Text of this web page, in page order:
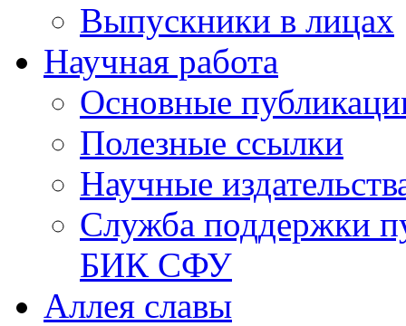
Выпускники в лицах
Научная работа
Основные
Полезные ссылки
Научные
Служба поддержки
БИК СФУ
Аллея славы